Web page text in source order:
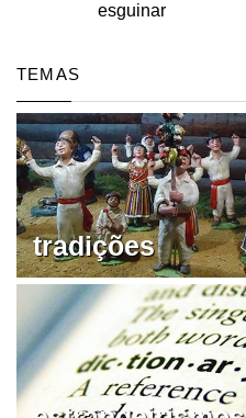
esguinar
TEMAS
tradições